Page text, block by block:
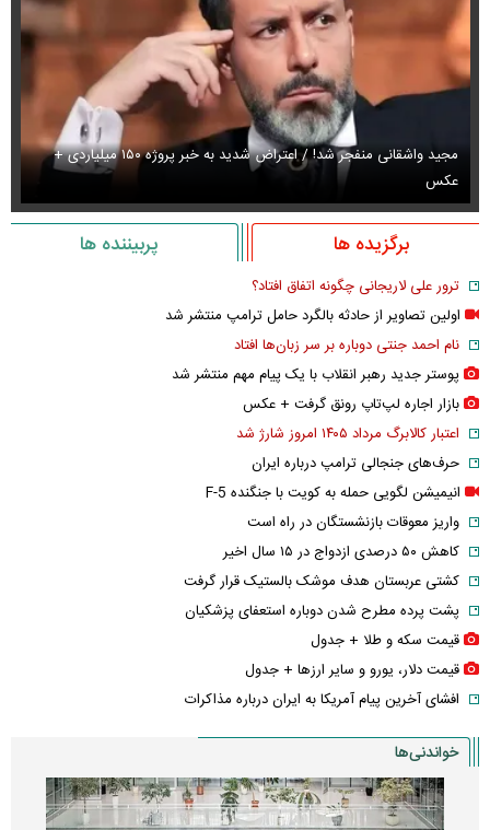
مجید واشقانی منفجر شد! / اعتراض شدید به خبر پروژه ۱۵۰ میلیاردی +
عکس
برگزیده ها پربیننده ها
ترور علی لاریجانی چگونه اتفاق افتاد؟
اولین تصاویر از حادثه بالگرد حامل ترامپ منتشر شد
نام احمد جنتی دوباره بر سر زبان‌ها افتاد
پوستر جدید رهبر انقلاب با یک پیام مهم منتشر شد
بازار اجاره لپ‌تاپ رونق گرفت + عکس
اعتبار کالابرگ مرداد ۱۴۰۵ امروز شارژ شد
حرف‌های جنجالی ترامپ درباره ایران
انیمیشن لگویی حمله به کویت با جنگنده F-5
واریز معوقات بازنشستگان در راه است
کاهش ۵۰ درصدی ازدواج در ۱۵ سال اخیر
کشتی عربستان هدف موشک بالستیک قرار گرفت
پشت پرده مطرح شدن دوباره استعفای پزشکیان
قیمت سکه و طلا + جدول
قیمت دلار، یورو و سایر ارز‌ها + جدول
افشای آخرین پیام آمریکا به ایران درباره مذاکرات
خواندنی‌ها